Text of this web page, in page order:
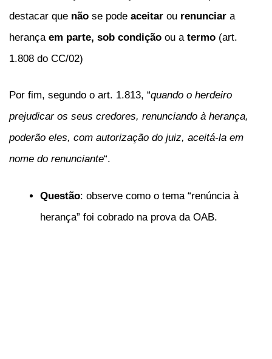
destacar que não se pode aceitar ou renunciar a
herança em parte, sob condição ou a termo (art.
1.808 do CC/02)
Por fim, segundo o art. 1.813, “quando o herdeiro
prejudicar os seus credores, renunciando à herança,
poderão eles, com autorização do juiz, aceitá-la em
nome do renunciante“.
Questão: observe como o tema “renúncia à
herança” foi cobrado na prova da OAB.